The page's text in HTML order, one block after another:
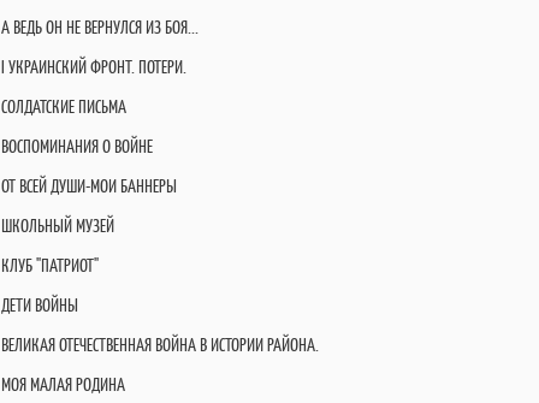
А ВЕДЬ ОН НЕ ВЕРНУЛСЯ ИЗ БОЯ...
I УКРАИНСКИЙ ФРОНТ. ПОТЕРИ.
СОЛДАТСКИЕ ПИСЬМА
ВОСПОМИНАНИЯ О ВОЙНЕ
ОТ ВСЕЙ ДУШИ-МОИ БАННЕРЫ
ШКОЛЬНЫЙ МУЗЕЙ
КЛУБ "ПАТРИОТ"
ДЕТИ ВОЙНЫ
ВЕЛИКАЯ ОТЕЧЕСТВЕННАЯ ВОЙНА В ИСТОРИИ РАЙОНА.
МОЯ МАЛАЯ РОДИНА